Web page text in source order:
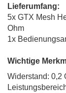
Lieferumfang:
5x GTX Mesh
Ohm
1x
Wichtige
Widerstand: 0,2